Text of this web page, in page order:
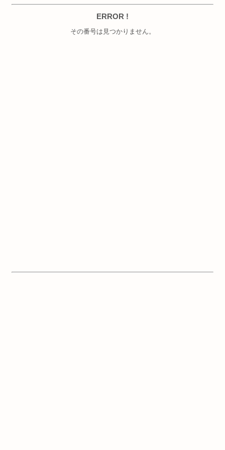
ERROR !
その番号は見つかりません。